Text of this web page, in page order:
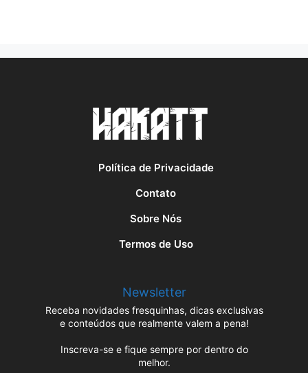
Política de Privacidade
Contato
Sobre Nós
Termos de Uso
Newsletter
Receba novidades fresquinhas, dicas exclusivas
e conteúdos que realmente valem a pena!
Inscreva-se e fique sempre por dentro do
melhor.